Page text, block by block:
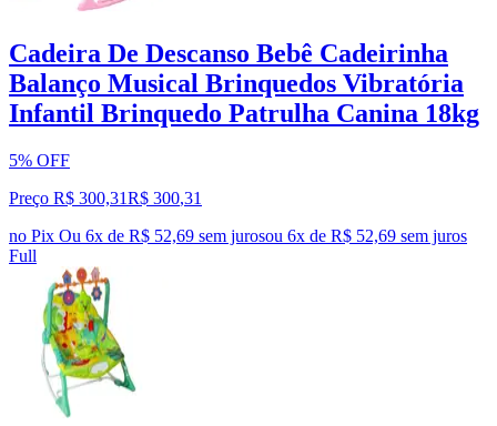
Cadeira De Descanso Bebê Cadeirinha
Balanço Musical Brinquedos Vibratória
Infantil Brinquedo Patrulha Canina 18kg
5% OFF
Preço R$ 300,31R$ 300,31
no Pix Ou 6x de R$ 52,69 sem jurosou 6x de R$ 52,69 sem juros
Full